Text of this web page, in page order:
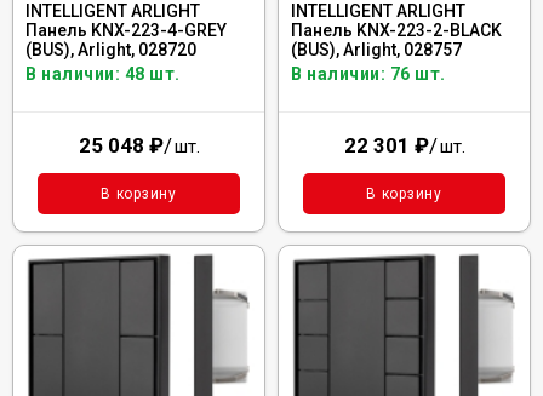
INTELLIGENT ARLIGHT
Панель KNX-223-4-GREY
(BUS), Arlight, 028720
В наличии: 48 шт.
25 048 ₽/шт.
В корзину
INTELLIGENT ARLIGHT
Панель KNX-223-2-BLACK
(BUS), Arlight, 028757
В наличии: 76 шт.
22 301 ₽/шт.
В корзину